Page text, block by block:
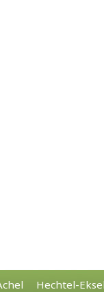
Hechtel-